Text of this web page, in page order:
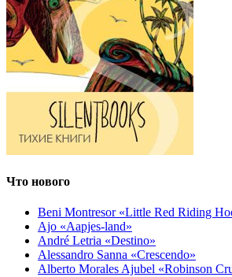
Что нового
Beni Montresor «Little Red Riding
Ajo «Aapjes-land»
André Letria «Destino»
Alessandro Sanna «Crescendo»
Alberto Morales Ajubel «Robinson